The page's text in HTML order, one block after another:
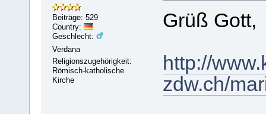
Beiträge: 529
Country:
Geschlecht:
Verdana
Religionszugehörigkeit:
Römisch-katholische
Kirche
Grüß Gott,
http://
zdw.ch/